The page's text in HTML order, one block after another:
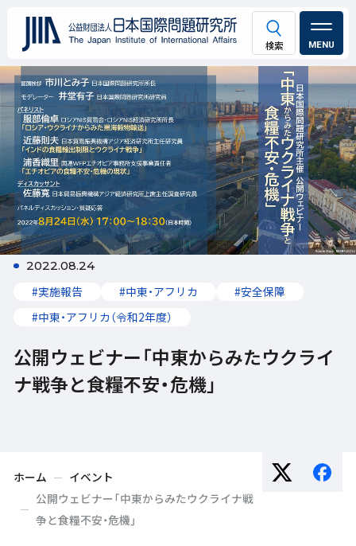
MENU
2022.08.24
#実施報告 #中東・アフリカ
#安全保障
#中東・アフリカ（令和2年度）
公開ウェビナー「中東からみたウクライ
ナ戦争と食糧不安・危機」
ホーム
イベント
公開ウェビナー「中東からみたウクライナ戦
争と食糧不安・危機」